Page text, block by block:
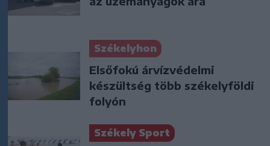
Székelyhon
Elsőfokú árvízvédelmi
készültség több székelyföldi
folyón
Székely Sport